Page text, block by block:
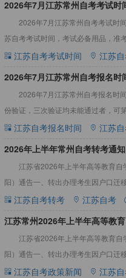
​2026年7月江苏常州自考考试时
2026年7月江苏常州自考考试时
苏自考考试时间，考试必备用品，准
月江苏常州自考考试时间7月4日-5日
江苏自考考试时间 江苏
​2026年7月江苏常州自考报名时
2026年7月江苏常州自考报名时
份验证，三次验证均未能通过者，可
殊情况可咨询当地自考办。2026年7
江苏自考报名时间 江苏
2026年上半年常州自考转考通知
江苏省2026年上半年高等教育
阳）通告一、转出办理考生因户口迁
加考试的，可办理考籍转出手续。（
江苏自考转考 江苏自考
江苏常州2026年上半年高等教
江苏省2026年上半年高等教育
阳）通告一、转出办理考生因户口迁
加考试的，可办理考籍转出手续。（
江苏自考政策新闻 江苏